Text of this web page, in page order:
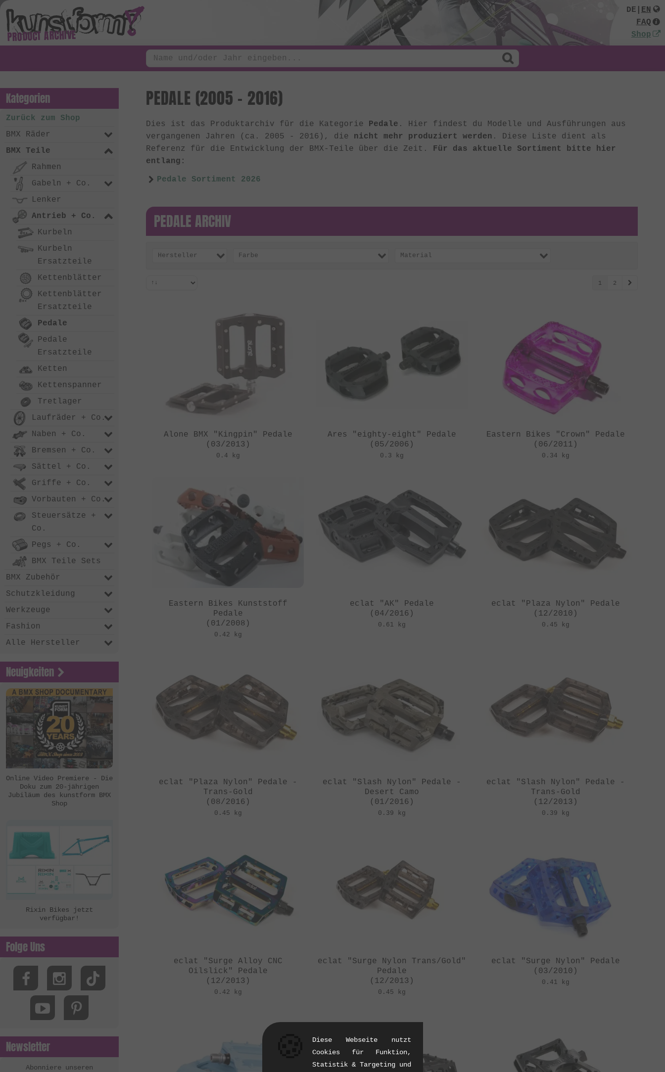
PRODUCT ARCHIVE
DE
EN
FAQ
Shop
PEDALE (2005 - 2016)
Dies ist das Produktarchiv für die Kategorie Pedale . Hier findest du Modelle und Ausführungen aus
vergangenen Jahren (ca. 2005 - 2016), die nicht mehr produziert werden . Diese Liste dient als
Referenz für die Entwicklung der BMX-Teile über die Zeit. Für das aktuelle Sortiment bitte hier
entlang:
Pedale Sortiment 2026
PEDALE ARCHIV
Hersteller Farbe Material
1 2
Alone BMX "Kingpin" Pedale
(03/2013)
0.4 kg
Ares "eighty-eight" Pedale
(05/2006)
0.3 kg
Eastern Bikes "Crown" Pedale
(06/2011)
0.34 kg
Eastern Bikes Kunststoff
Pedale
(01/2008)
0.42 kg
eclat "AK" Pedale
(04/2016)
0.61 kg
eclat "Plaza Nylon" Pedale
(12/2010)
0.45 kg
eclat "Plaza Nylon" Pedale -
Trans-Gold
(08/2016)
0.45 kg
eclat "Slash Nylon" Pedale -
Desert Camo
(01/2016)
0.39 kg
eclat "Slash Nylon" Pedale -
Trans-Gold
(12/2013)
0.39 kg
eclat "Surge Alloy CNC
Oilslick" Pedale
(12/2013)
0.42 kg
eclat "Surge Nylon Trans/Gold"
Pedale
(12/2013)
0.45 kg
eclat "Surge Nylon" Pedale
(03/2010)
0.41 kg
Kategorien
Zurück zum Shop
BMX Räder
BMX Teile
Rahmen
Gabeln + Co.
Lenker
Antrieb + Co.
Kurbeln
Kurbeln
Ersatzteile
Kettenblätter
Kettenblätter
Ersatzteile
Pedale
Pedale
Ersatzteile
Ketten
Kettenspanner
Tretlager
Laufräder + Co.
Naben + Co.
Bremsen + Co.
Sättel + Co.
Griffe + Co.
Vorbauten + Co.
Steuersätze +
Co.
Pegs + Co.
BMX Teile Sets
BMX Zubehör
Schutzkleidung
Werkzeuge
Fashion
Alle Hersteller
Neuigkeiten
Online Video Premiere - Die
Doku zum 20-jährigen
Jubiläum des kunstform BMX
Shop
Rixin Bikes jetzt
verfügbar!
Folge Uns
Newsletter
Abonniere unseren
Diese Webseite nutzt
Cookies für Funktion,
Statistik & Targeting und